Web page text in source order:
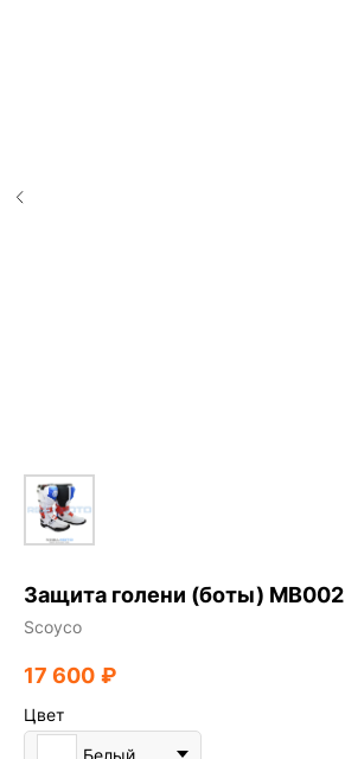
Защита голени (боты) МВ002
Scoyco
17 600 ₽
Цвет
Белый